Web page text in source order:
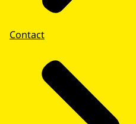
Contact